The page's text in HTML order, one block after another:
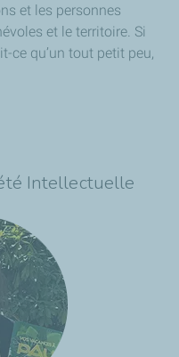
et les personnes
et le territoire. Si
ce qu’un tout petit peu,
Intellectuelle